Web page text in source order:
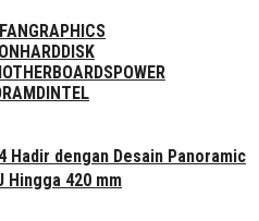
GRAPHICS
HARDDISK
POWER
AMD INTEL
Hadir dengan Desain Panoramic
Hingga 420 mm